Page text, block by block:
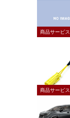
商品サービス
商品サービス